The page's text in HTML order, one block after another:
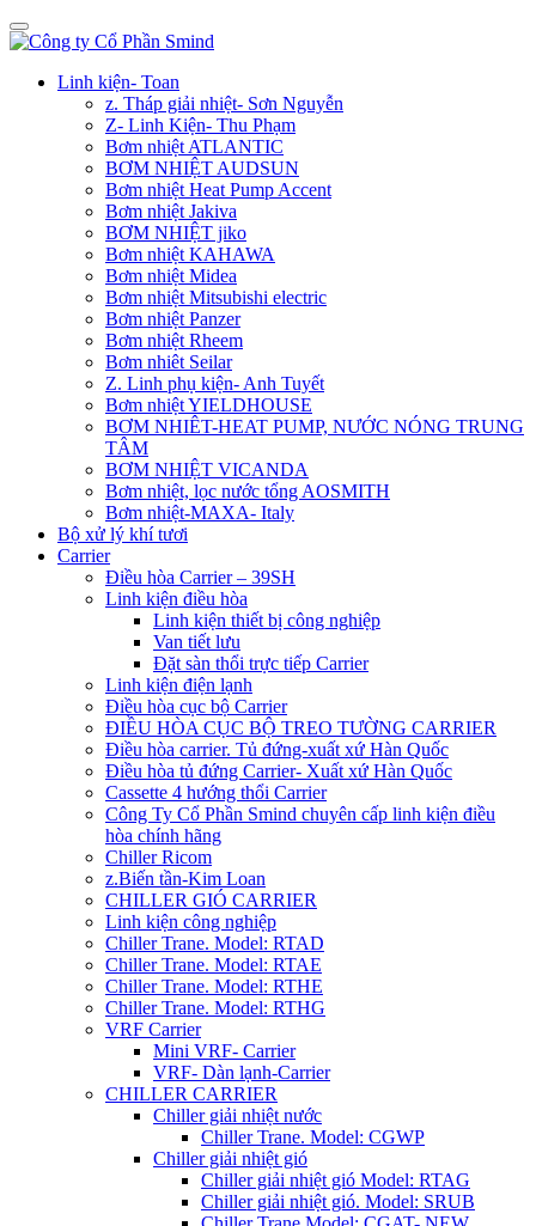
Linh kiện- Toan
z. Tháp giải nhiệt- Sơn Nguyễn
Z- Linh Kiện- Thu Phạm
Bơm nhiệt ATLANTIC
BƠM NHIỆT AUDSUN
Bơm nhiệt Heat Pump Accent
Bơm nhiệt Jakiva
BƠM NHIỆT jiko
Bơm nhiệt KAHAWA
Bơm nhiệt Midea
Bơm nhiệt Mitsubishi electric
Bơm nhiệt Panzer
Bơm nhiệt Rheem
Bơm nhiêt Seilar
Z. Linh phụ kiện- Anh Tuyết
Bơm nhiệt YIELDHOUSE
BƠM NHIÊT-HEAT PUMP, NƯỚC NÓNG TRUNG
TÂM
BƠM NHIỆT VICANDA
Bơm nhiệt, lọc nước tổng AOSMITH
Bơm nhiệt-MAXA- Italy
Bộ xử lý khí tươi
Carrier
Điều hòa Carrier – 39SH
Linh kiện điều hòa
Linh kiện thiết bị công nghiệp
Van tiết lưu
Đặt sàn thổi trực tiếp Carrier
Linh kiện điện lạnh
Điều hòa cục bộ Carrier
ĐIỀU HÒA CỤC BỘ TREO TƯỜNG CARRIER
Điều hòa carrier. Tủ đứng-xuất xứ Hàn Quốc
Điều hòa tủ đứng Carrier- Xuất xứ Hàn Quốc
Cassette 4 hướng thổi Carrier
Công Ty Cổ Phần Smind chuyên cấp linh kiện điều
hòa chính hãng
Chiller Ricom
z.Biến tần-Kim Loan
CHILLER GIÓ CARRIER
Linh kiện công nghiệp
Chiller Trane. Model: RTAD
Chiller Trane. Model: RTAE
Chiller Trane. Model: RTHE
Chiller Trane. Model: RTHG
VRF Carrier
Mini VRF- Carrier
VRF- Dàn lạnh-Carrier
CHILLER CARRIER
Chiller giải nhiệt nước
Chiller Trane. Model: CGWP
Chiller giải nhiệt gió
Chiller giải nhiệt gió Model: RTAG
Chiller giải nhiệt gió. Model: SRUB